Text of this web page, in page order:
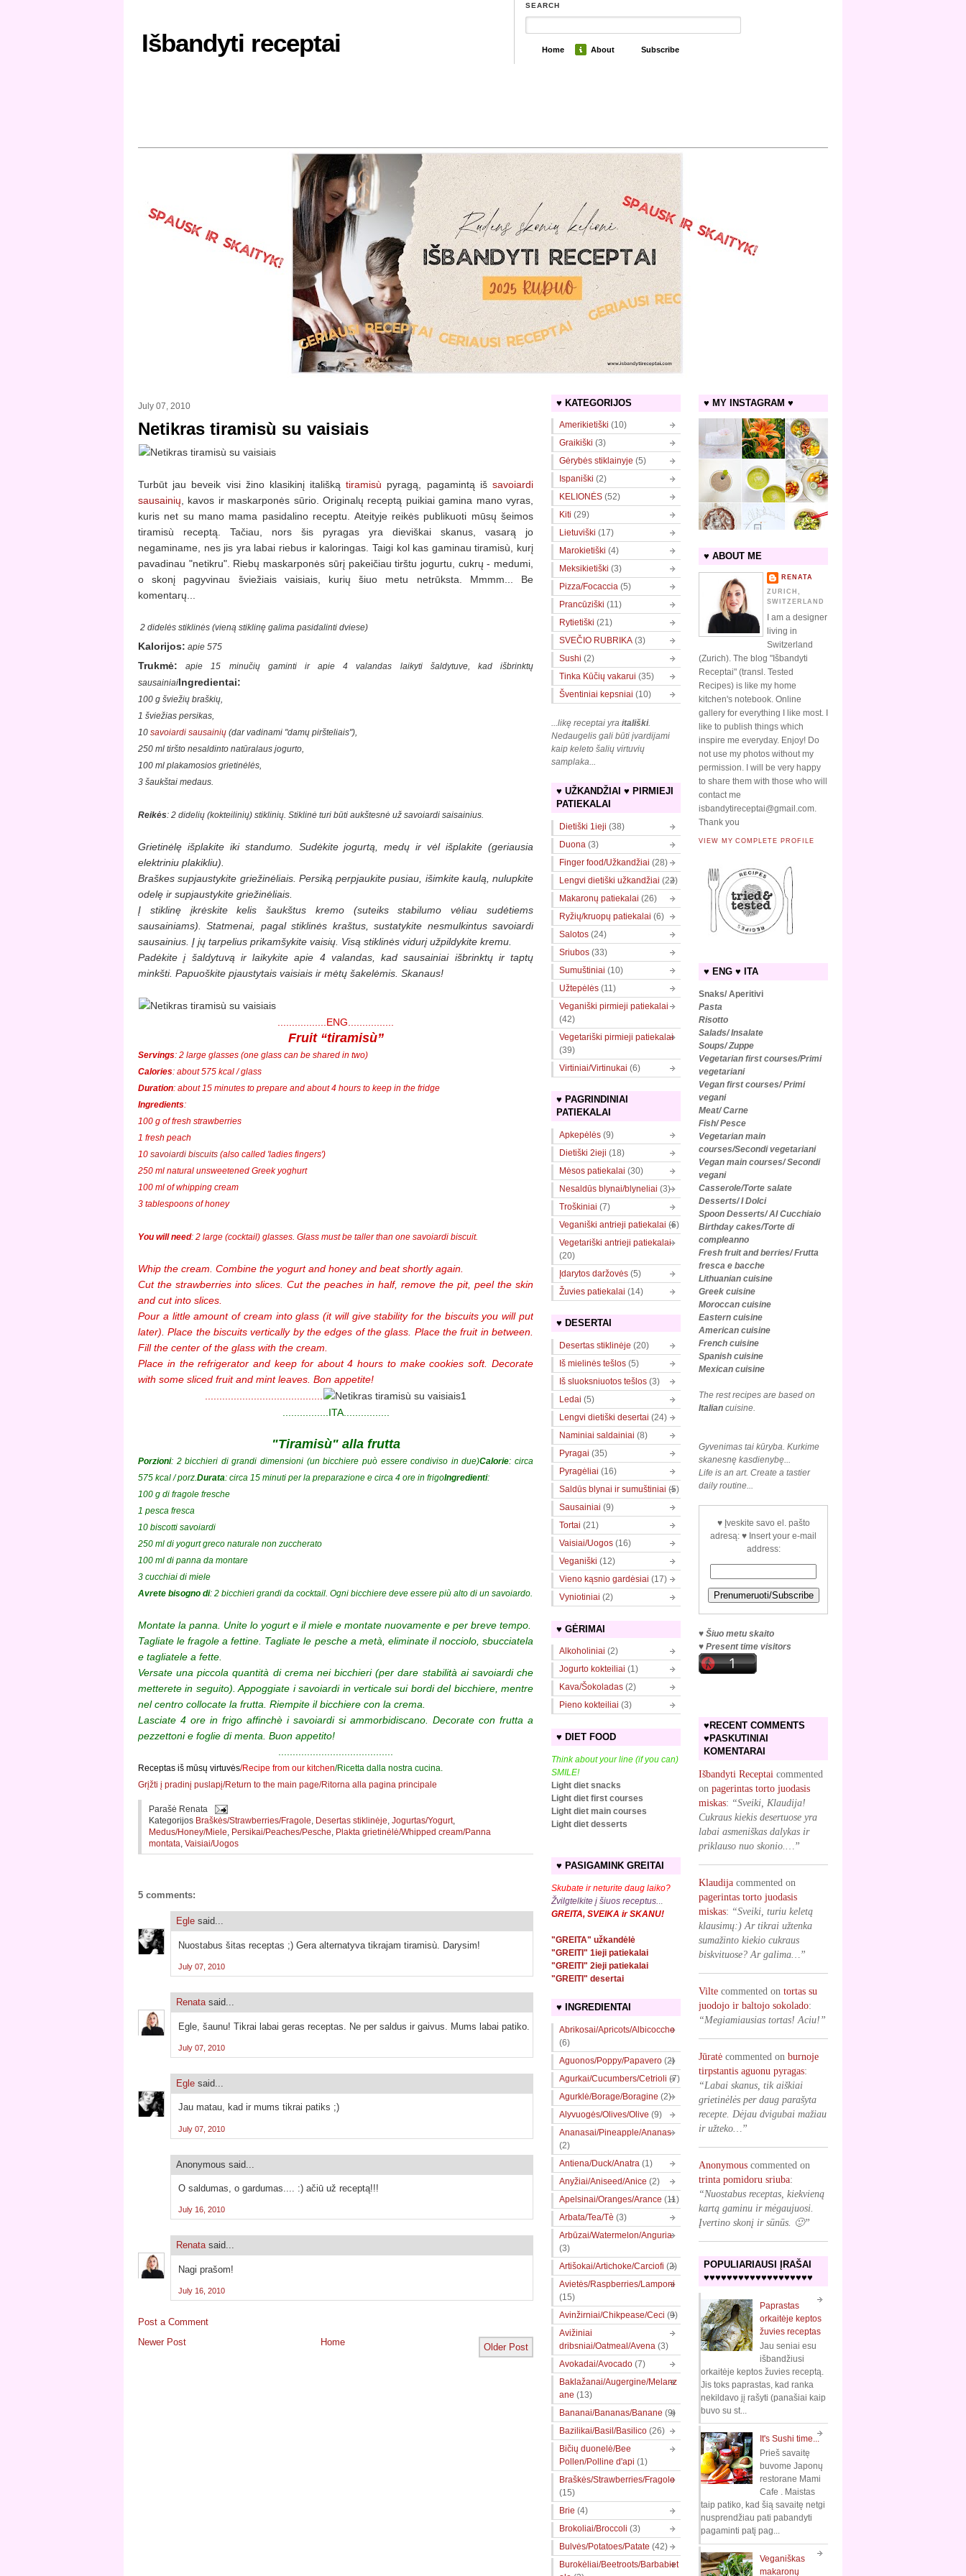
Išbandyti receptai
SEARCH
Home About Subscribe
July 07, 2010
Netikras tiramisù su vaisiais
Turbūt jau beveik visi žino klasikinį itališkątiramisù pyragą, pagamintą išsavoiardi
sausainių , kavos ir maskarponės sūrio. Originalų receptą puikiai gamina mano vyras,
kuris net su mano mama pasidalino receptu. Ateityje reikės publikuoti mūsų šeimos
tiramisù receptą. Tačiau, nors šis pyragas yra dieviškai skanus, vasarą jo
negaminame, nes jis yra labai riebus ir kaloringas. Taigi kol kas gaminau tiramisù, kurį
pavadinau "netikru". Riebų maskarponės sūrį pakeičiau tirštu jogurtu, cukrų - medumi,
o skonį pagyvinau šviežiais vaisiais, kurių šiuo metu netrūksta. Mmmm... Be
komentarų...
2 didelės stiklinės (vieną stiklinę galima pasidalinti dviese)
Kalorijos: apie 575
Trukmė: apie 15 minučių gaminti ir apie 4 valandas laikyti šaldytuve, kad išbrinktų
sausainiaiIngredientai:
100 g šviežių braškių,
1 šviežias persikas,
10 savoiardi sausainių (dar vadinami "damų piršteliais"),
250 ml tiršto nesaldinto natūralaus jogurto,
100 ml plakamosios grietinėlės,
3 šaukštai medaus.
Reikės: 2 didelių (kokteilinių) stiklinių . Stiklinė turi būti aukštesnė už savoiardi saisainius.
Grietinėlę išplakite iki standumo. Sudėkite jogurtą, medų ir vėl išplakite (geriausia
elektriniu plakikliu).
Braškes supjaustykite griežinėliais. Persiką perpjaukite pusiau, išimkite kaulą, nulupkite
odelę ir supjaustykite griežinėliais.
Į stiklinę įkrėskite kelis šaukštus kremo (suteiks stabilumo vėliau sudėtiems
sausainiams). Statmenai, pagal stiklinės kraštus, sustatykite nesmulkintus savoiardi
sausainius. Į jų tarpelius prikamšykite vaisių. Visą stiklinės vidurį užpildykite kremu.
Padėkite į šaldytuvą ir laikykite apie 4 valandas, kad sausainiai išbrinktų ir taptų
minkšti. Papuoškite pjaustytais vaisiais ir mėtų šakelėmis. Skanaus!
.................ENG................
Fruit “tiramisù”
Servings: 2 large glasses (one glass can be shared in two)
Calories: about 575 kcal / glass
Duration: about 15 minutes to prepare and about 4 hours to keep in the fridge
Ingredients:
100 g of fresh strawberries
1 fresh peach
10 savoiardi biscuits (also called 'ladies fingers')
250 ml natural unsweetened Greek yoghurt
100 ml of whipping cream
3 tablespoons of honey
You will need: 2 large (cocktail) glasses. Glass must be taller than one savoiardi biscuit.
Whip the cream. Combine the yogurt and honey and beat shortly again.
Cut the strawberries into slices. Cut the peaches in half, remove the pit, peel the skin
and cut into slices.
Pour a little amount of cream into glass (it will give stability for the biscuits you will put
later). Place the biscuits vertically by the edges of the glass. Place the fruit in between.
Fill the center of the glass with the cream.
Place in the refrigerator and keep for about 4 hours to make cookies soft. Decorate
with some sliced fruit and mint leaves. Bon appetite!
................ITA................
"Tiramisù" alla frutta
Porzioni: 2 bicchieri di grandi dimensioni (un bicchiere può essere condiviso in due)Calorie: circa
575 kcal / porz. Durata: circa 15 minuti per la preparazione e circa 4 ore in frigoIngredienti:
100 g di fragole fresche
1 pesca fresca
10 biscotti savoiardi
250 ml di yogurt greco naturale non zuccherato
100 ml di panna da montare
3 cucchiai di miele
Avrete bisogno di: 2 bicchieri grandi da cocktail. Ogni bicchiere deve essere più alto di un savoiardo.
Montate la panna. Unite lo yogurt e il miele e montate nuovamente e per breve tempo.
Tagliate le fragole a fettine. Tagliate le pesche a metà, eliminate il nocciolo, sbucciatela
e tagliatele a fette.
Versate una piccola quantità di crema nei bicchieri (per dare stabilità ai savoiardi che
metterete in seguito). Appoggiate i savoiardi in verticale sui bordi del bicchiere, mentre
nel centro collocate la frutta. Riempite il bicchiere con la crema.
Lasciate 4 ore in frigo affinchè i savoiardi si ammorbidiscano. Decorate con frutta a
pezzettoni e foglie di menta. Buon appetito!
Receptas iš mūsų virtuvės/Recipe from our kitchen/Ricetta dalla nostra cucina
Grįžti į pradinį puslapį/Return to the main page/Ritorna alla pagina principale
Parašė Renata
Kategorijos Braškės/Strawberries/Fragole, Desertas stiklinėje, Jogurtas/Yogurt,
Medus/Honey/Miele, Persikai/Peaches/Pesche, Plakta grietinėlė/Whipped cream/Panna
montata, Vaisiai/Uogos
5 comments:
Egle said...
Nuostabus šitas receptas ;) Gera alternatyva tikrajam tiramisù. Darysim!
July 07, 2010
Renatasaid...
Egle, šaunu! Tikrai labai geras receptas. Ne per saldus ir gaivus. Mums labai patiko.
July 07, 2010
Egle said...
Jau matau, kad ir mums tikrai patiks ;)
July 07, 2010
Anonymous said...
O saldumas, o gardumas.... :) ačiū už receptą!!!
July 16, 2010
Renatasaid...
Nagi prašom!
July 16, 2010
Post a Comment
Newer Post
Older Post
Home
♥ MY INSTAGRAM ♥
♥ ABOUT ME
RENATA
ZURICH,
SWITZERLAND
I am a designer
living in
Switzerland
(Zurich). The blog "Išbandyti
Receptai" (transl. Tested
Recipes) is like my home
kitchen's notebook. Online
gallery for everything I like most. I
like to publish things which
inspire me everyday. Enjoy! Do
not use my photos without my
permission. I will be very happy
to share them with those who will
contact me
isbandytireceptai@gmail.com.
Thank you
VIEW MY COMPLETE PROFILE
♥ ENG ♥ ITA
Snaks/ Aperitivi
Pasta
Risotto
Salads/ Insalate
Soups/ Zuppe
Vegetarian first courses/Primi
vegetariani
Vegan first courses/ Primi
vegani
Meat/ Carne
Fish/ Pesce
Vegetarian main
courses/Secondi vegetariani
Vegan main courses/ Secondi
vegani
Casserole/Torte salate
Desserts/ I Dolci
Spoon Desserts/ Al Cucchiaio
Birthday cakes/Torte di
compleanno
Fresh fruit and berries/ Frutta
fresca e bacche
Lithuanian cuisine
Greek cuisine
Moroccan cuisine
Eastern cuisine
American cuisine
French cuisine
Spanish cuisine
Mexican cuisine
The rest recipes are based on
Italian cuisine.
Gyvenimas tai kūryba. Kurkime
skanesnę kasdienybę...
Life is an art. Create a tastier
daily routine...
♥ Įveskite savo el. pašto
adresą: ♥ Insert your e-mail
address:
♥ Šiuo metu skaito
♥ Present time visitors
♥RECENT COMMENTS
♥PASKUTINIAI
KOMENTARAI
Išbandyti Receptai commented
on pagerintas torto juodasis
miskas: “Sveiki, Klaudija!
Cukraus kiekis desertuose yra
labai asmeniškas dalykas ir
priklauso nuo skonio.…”
Klaudija commented on
pagerintas torto juodasis
miskas: “Sveiki, turiu keletą
klausimų:) Ar tikrai užtenka
sumažinto kiekio cukraus
biskvituose? Ar galima…”
Vilte commented on tortas su
juodojo ir baltojo sokolado:
“Megiamiausias tortas! Aciu!”
Jūratė commented on burnoje
tirpstantis aguonu pyragas:
“Labai skanus, tik aiškiai
grietinėlės per daug parašyta
recepte. Dėjau dvigubai mažiau
ir užteko…”
Anonymous commented on
trinta pomidoru sriuba:
“Nuostabus receptas, kiekvieną
kartą gaminu ir mėgaujuosi.
Įvertino skonį ir sūnūs. 🙂”
POPULIARIAUSI ĮRAŠAI
♥♥♥♥♥♥♥♥♥♥♥♥♥♥♥♥♥♥♥
Paprastas
orkaitėje keptos
žuvies receptas
Jau seniai esu
išbandžiusi
orkaitėje keptos žuvies receptą.
Jis toks paprastas, kad ranka
nekildavo jį rašyti (panašiai kaip
buvo su st...
It's Sushi time...
Prieš savaitę
buvome Japonų
restorane Mami
Cafe . Maistas
taip patiko, kad šią savaitę netgi
nusprendžiau pati pabandyti
pagaminti patį pag...
Veganiškas
makaronų
♥ KATEGORIJOS
Amerikietiški (10)
Graikiški (3)
Gėrybės stiklainyje (5)
Ispaniški (2)
KELIONĖS (52)
Kiti (29)
Lietuviški (17)
Marokietiški (4)
Meksikietiški (3)
Pizza/Focaccia (5)
Prancūziški (11)
Rytietiški (21)
SVEČIO RUBRIKA (3)
Sushi (2)
Tinka Kūčių vakarui (35)
Šventiniai kepsniai (10)
...likę receptai yra itališki.
Nedaugelis gali būti įvardijami
kaip keleto šalių virtuvių
samplaka...
♥ UŽKANDŽIAI ♥ PIRMIEJI
PATIEKALAI
Dietiški 1ieji (38)
Duona (3)
Finger food/Užkandžiai (28)
Lengvi dietiški užkandžiai (22)
Makaronų patiekalai (26)
Ryžių/kruopų patiekalai (6)
Salotos (24)
Sriubos (33)
Sumuštiniai (10)
Užtepėlės (11)
Veganiški pirmieji patiekalai
(42)
Vegetariški pirmieji patiekalai
(39)
Virtiniai/Virtinukai (6)
♥ PAGRINDINIAI
PATIEKALAI
Apkepėlės (9)
Dietiški 2ieji (18)
Mėsos patiekalai (30)
Nesaldūs blynai/blyneliai (3)
Troškiniai (7)
Veganiški antrieji patiekalai (6)
Vegetariški antrieji patiekalai
(20)
Įdarytos daržovės (5)
Žuvies patiekalai (14)
♥ DESERTAI
Desertas stiklinėje (20)
Iš mielinės tešlos (5)
Iš sluoksniuotos tešlos (3)
Ledai (5)
Lengvi dietiški desertai (24)
Naminiai saldainiai (8)
Pyragai (35)
Pyragėliai (16)
Saldūs blynai ir sumuštiniai (5)
Sausainiai (9)
Tortai (21)
Vaisiai/Uogos (16)
Veganiški (12)
Vieno kąsnio gardėsiai (17)
Vyniotiniai (2)
♥ GĖRIMAI
Alkoholiniai (2)
Jogurto kokteiliai (1)
Kava/Šokoladas (2)
Pieno kokteiliai (3)
♥ DIET FOOD
Think about your line (if you can)
SMILE!
Light diet snacks
Light diet first courses
Light diet main courses
Light diet desserts
♥ PASIGAMINK GREITAI
Skubate ir neturite daug laiko?
Žvilgtelkite į šiuos receptus.
GREITA, SVEIKA ir SKANU!
"GREITA" užkandėlė
"GREITI" 1ieji patiekalai
"GREITI" 2ieji patiekalai
"GREITI" desertai
♥ INGREDIENTAI
Abrikosai/Apricots/Albicocche
(6)
Aguonos/Poppy/Papavero (2)
Agurkai/Cucumbers/Cetrioli (7)
Agurklė/Borage/Boragine (2)
Alyvuogės/Olives/Olive (9)
Ananasai/Pineapple/Ananas
(2)
Antiena/Duck/Anatra (1)
Anyžiai/Aniseed/Anice (2)
Apelsinai/Oranges/Arance (11)
Arbata/Tea/Tè (3)
Arbūzai/Watermelon/Anguria
(3)
Artišokai/Artichoke/Carciofi (2)
Avietės/Raspberries/Lamponi
(15)
Avinžirniai/Chikpease/Ceci (9)
Avižiniai
dribsniai/Oatmeal/Avena (3)
Avokadai/Avocado (7)
Baklažanai/Augergine/Melanz
ane (13)
Bananai/Bananas/Banane (9)
Bazilikai/Basil/Basilico (26)
Bičių duonelė/Bee
Pollen/Polline d'api (1)
Braškės/Strawberries/Fragole
(15)
Brie (4)
Brokoliai/Broccoli (3)
Bulvės/Potatoes/Patate (42)
Burokėliai/Beetroots/Barbabiet